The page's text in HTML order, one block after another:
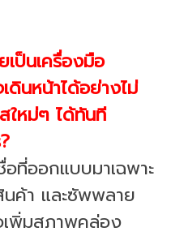
ป็นเครื่องมือ
ดินหน้าได้อย่างไม่
ใหม่ๆ ได้ทันที
ที่ออกแบบมาเฉพาะ
ค้า และซัพพลาย
เพิ่มสภาพคล่อง